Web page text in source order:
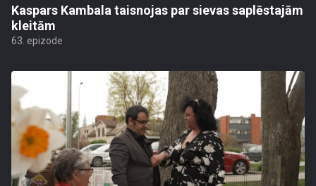
Kaspars Kambala taisnojas par sievas saplēstajām
kleitām
63. epizode